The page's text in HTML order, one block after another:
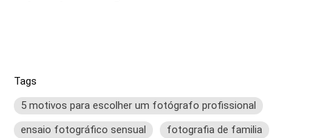
Tags
5 motivos para escolher um fotógrafo profissional
ensaio fotográfico sensual
fotografia de familia